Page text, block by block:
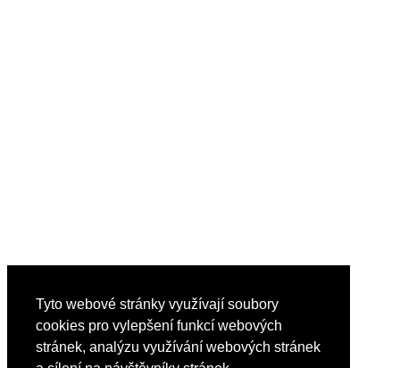
Tyto webové stránky využívají soubory
cookies pro vylepšení funkcí webových
stránek, analýzu využívání webových stránek